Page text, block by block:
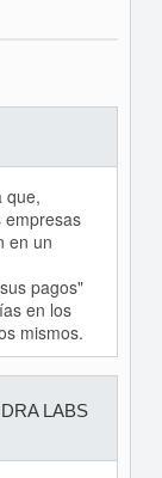
que,
empresas
en un
pagos"
en los
mismos.
LABS